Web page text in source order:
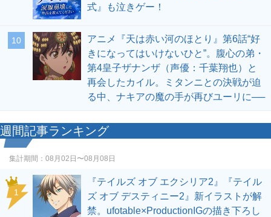
式』も泣きゲー！
10
アニメ『天は赤い河のほとり』第6話“好
きになってはいけないひと”。腹心の弟・
第4皇子ザナンザ（声優：千葉翔也）と
再会したカイル。ミタンニとの決戦が迫
る中、ナキアの魔の手が再びユーリに──
週間記事ランキング
集計期間： 08月02日〜08月08日
1
『テイルズ オブ エクシリア2』『テイル
ズ オブ デスティニー2』新イラストが解
禁。ufotable×ProductionIGの描き下ろし